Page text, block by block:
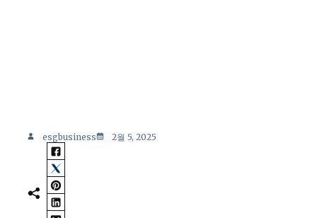
esgbusiness 2월 5, 2025